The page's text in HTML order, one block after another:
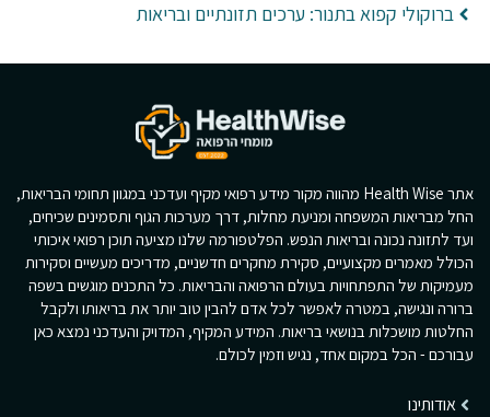
ברוקולי קפוא בתנור: ערכים תזונתיים ובריאות
אתר Health Wise מהווה מקור מידע רפואי מקיף ועדכני במגוון תחומי הבריאות,
החל מבריאות המשפחה ומניעת מחלות, דרך מערכות הגוף ותסמינים שכיחים,
ועד לתזונה נכונה ובריאות הנפש. הפלטפורמה שלנו מציעה תוכן רפואי איכותי
הכולל מאמרים מקצועיים, סקירת מחקרים חדשניים, מדריכים מעשיים וסקירות
מעמיקות של התפתחויות בעולם הרפואה והבריאות. כל התכנים מוגשים בשפה
ברורה ונגישה, במטרה לאפשר לכל אדם להבין טוב יותר את בריאותו ולקבל
החלטות מושכלות בנושאי בריאות. המידע המקיף, המדויק והעדכני נמצא כאן
עבורכם - הכל במקום אחד, נגיש וזמין לכולם.
אודותינו